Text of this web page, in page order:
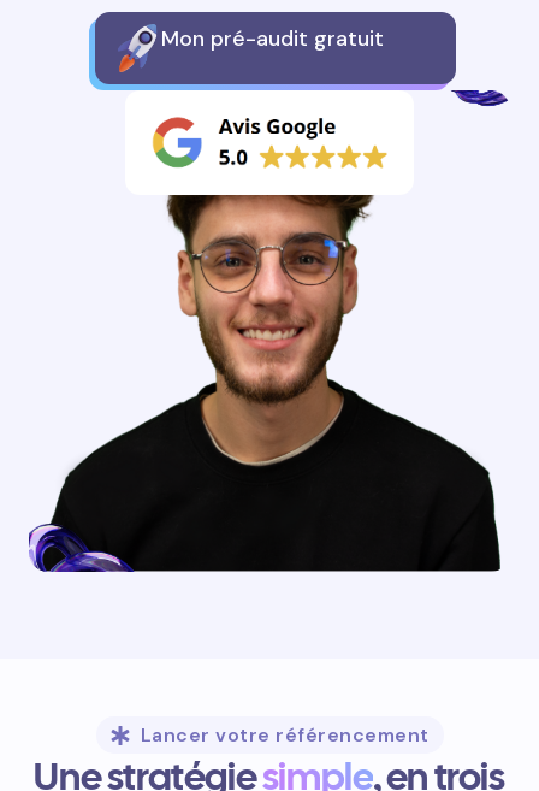
Mon pré-audit gratuit
Lancer votre référencement
Une stratégiesimple, en trois